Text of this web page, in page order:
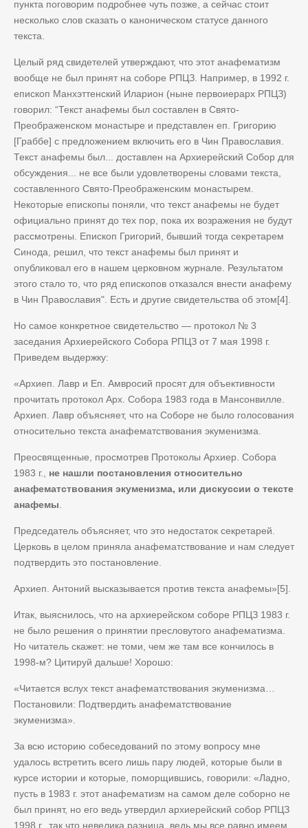
пункта поговорим подробнее чуть позже, а сейчас стоит
несколько слов сказать о каноническом статусе данного
текста.
Целый ряд свидетелей утверждают, что этот анафематизм
вообще не был принят на соборе РПЦЗ. Например, в 1992 г.
епископ Манхэттенский Иларион (ныне первоиерарх РПЦЗ)
говорил: “Текст анафемы был составлен в Свято-
Преображенском монастыре и представлен еп. Григорию
[Граббе] с предложением включить его в Чин Православия.
Текст анафемы был... доставлен на Архиерейский Собор для
обсуждения... не все были удовлетворены словами текста,
составленного Свято-Преображенским монастырем.
Некоторые епископы поняли, что текст анафемы не будет
официально принят до тех пор, пока их возражения не будут
рассмотрены. Епископ Григорий, бывший тогда секретарем
Синода, решил, что текст анафемы был принят и
опубликовал его в нашем церковном журнале. Результатом
этого стало то, что ряд епископов отказался внести анафему
в Чин Православия". Есть и другие свидетельства об этом[4].
Но самое конкретное свидетельство — протокол № 3
заседания Архиерейского Собора РПЦЗ от 7 мая 1998 г.
Приведем выдержку:
«Архиеп. Лавр и Еп. Амвросий просят для объективности
прочитать протокол Арх. Собора 1983 года в Мансонвилле.
Архиеп. Лавр объясняет, что на Соборе не было голосования
относительно текста анафематствования экуменизма.
Преосвященные, просмотрев Протоколы Архиер. Собора
1983 г., не нашли постановления относительно
анафематствования экуменизма, или дискуссии о тексте
анафемы
Председатель объясняет, что это недостаток секретарей.
Церковь в целом приняла анафематствование и нам следует
подтвердить это постановление.
Архиеп. Антоний высказывается против текста анафемы»[5].
Итак, выяснилось, что на архиерейском соборе РПЦЗ 1983 г.
не было решения о принятии пресловутого анафематизма.
Но читатель скажет: не томи, чем же там все кончилось в
1998-м? Цитируй дальше! Хорошо:
«Читается вслух текст анафематствования экуменизма…
Постановили: Подтвердить анафематствование
экуменизма».
За всю историю собеседований по этому вопросу мне
удалось встретить всего лишь пару людей, которые были в
курсе истории и которые, поморщившись, говорили: «Ладно,
пусть в 1983 г. этот анафематизм на самом деле соборно не
был принят, но его ведь утвердил архиерейский собор РПЦЗ
1998 г., так что невелика разница, ведь мы все равно имеем